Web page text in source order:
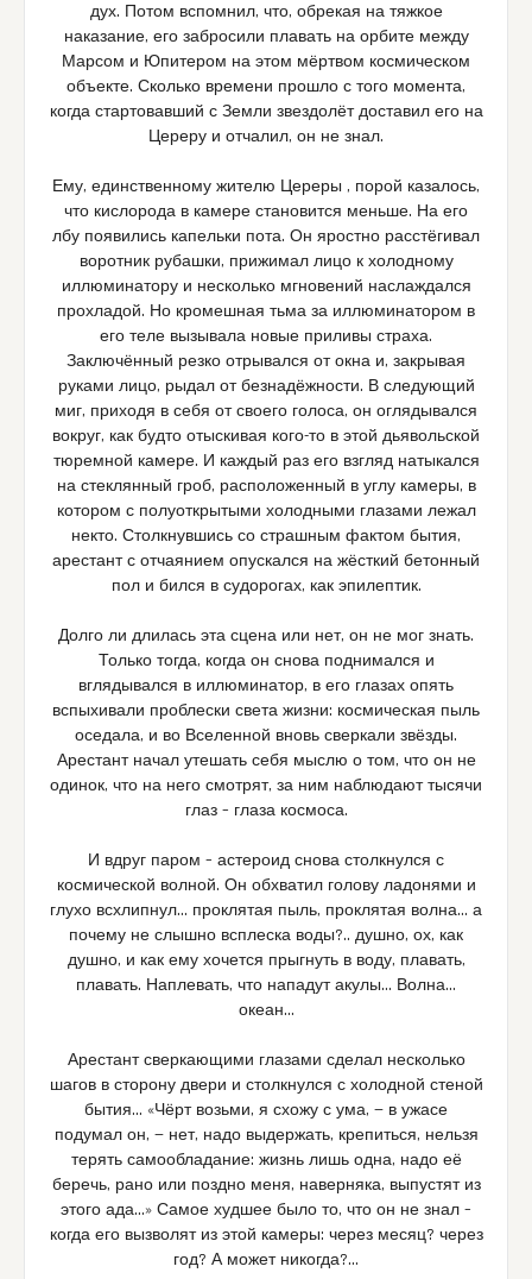
дух. Потом вспомнил, что, обрекая на тяжкое
наказание, его забросили плавать на орбите между
Марсом и Юпитером на этом мёртвом космическом
объекте. Сколько времени прошло с того момента,
когда стартовавший с Земли звездолёт доставил его на
Цереру и отчалил, он не знал.
Ему, единственному жителю Цереры , порой казалось,
что кислорода в камере становится меньше. На его
лбу появились капельки пота. Он яростно расстёгивал
воротник рубашки, прижимал лицо к холодному
иллюминатору и несколько мгновений наслаждался
прохладой. Но кромешная тьма за иллюминатором в
его теле вызывала новые приливы страха.
Заключённый резко отрывался от окна и, закрывая
руками лицо, рыдал от безнадёжности. В следующий
миг, приходя в себя от своего голоса, он оглядывался
вокруг, как будто отыскивая кого-то в этой дьявольской
тюремной камере. И каждый раз его взгляд натыкался
на стеклянный гроб, расположенный в углу камеры, в
котором с полуоткрытыми холодными глазами лежал
некто. Столкнувшись со страшным фактом бытия,
арестант с отчаянием опускался на жёсткий бетонный
пол и бился в судорогах, как эпилептик.
Долго ли длилась эта сцена или нет, он не мог знать.
Только тогда, когда он снова поднимался и
вглядывался в иллюминатор, в его глазах опять
вспыхивали проблески света жизни: космическая пыль
оседала, и во Вселенной вновь сверкали звёзды.
Арестант начал утешать себя мыслю о том, что он не
одинок, что на него смотрят, за ним наблюдают тысячи
глаз – глаза космоса.
И вдруг паром – астероид снова столкнулся с
космической волной. Он обхватил голову ладонями и
глухо всхлипнул… проклятая пыль, проклятая волна… а
почему не слышно всплеска воды?.. душно, ох, как
душно, и как ему хочется прыгнуть в воду, плавать,
плавать. Наплевать, что нападут акулы… Волна…
океан…
Арестант сверкающими глазами сделал несколько
шагов в сторону двери и столкнулся с холодной стеной
бытия… «Чёрт возьми, я схожу с ума, — в ужасе
подумал он, — нет, надо выдержать, крепиться, нельзя
терять самообладание: жизнь лишь одна, надо её
беречь, рано или поздно меня, наверняка, выпустят из
этого ада…» Самое худшее было то, что он не знал –
когда его вызволят из этой камеры: через месяц? через
год? А может никогда?…